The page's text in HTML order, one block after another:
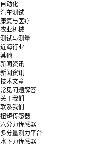
自动化
汽车测试
康复与医疗
农业机械
测试与测量
近海行业
其他
新闻资讯
新闻资讯
技术文章
常见问题解答
关于我们
联系我们
扭矩传感器
六分力传感器
多分量测力平台
水下力传感器